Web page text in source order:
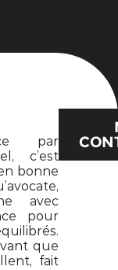
par
c’est
bonne
avec
pour
que
fait